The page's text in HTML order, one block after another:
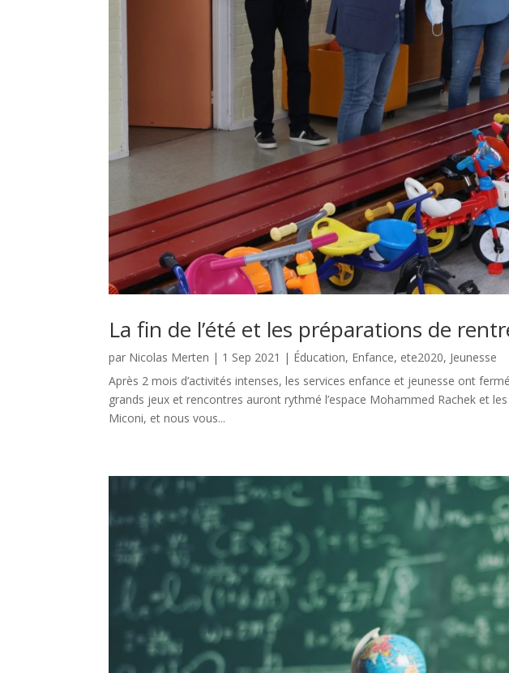
La fin de l’été et les préparations de
par Nicolas Merten | 1 Sep 2021 | Éducation, Enfance, ete2020, Jeunesse
Après 2 mois d’activités intenses, les services enfance et jeunesse ont
grands jeux et rencontres auront rythmé l’espace Mohammed Rachek et
Miconi, et nous vous...